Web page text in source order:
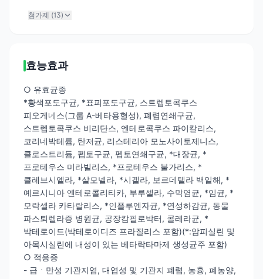
첨가제 (13)
효능효과
○ 유효균종
*황색포도구균, *표피포도구균, 스트렙토콕쿠스
피오게네스(그룹 A-베타용혈성), 폐렴연쇄구균,
스트렙토콕쿠스 비리단스, 엔테로콕쿠스 파이칼리스,
코리네박테륨, 탄저균, 리스테리아 모노사이토제니스,
클로스트리듐, 펩토구균, 펩토연쇄구균, *대장균, *
프로테우스 미라빌리스, *프로테우스 불가리스, *
클레브시엘라, *살모넬라, *시겔라, 보르데텔라 백일해, *
예르시니아 엔테로콜리티카, 부루셀라, 수막염균, *임균, *
모락셀라 카타랄리스, *인플루엔자균, *연성하감균, 동물
파스퇴렐라증 병원균, 공장캄필로박터, 콜레라균, *
박테로이드(박테로이디즈 프라질리스 포함)(*:암피실린 및
아목시실린에 내성이 있는 베타락타마제 생성균주 포함)
○ 적응증
- 급ㆍ만성 기관지염, 대엽성 및 기관지 폐렴, 농흉, 폐농양,